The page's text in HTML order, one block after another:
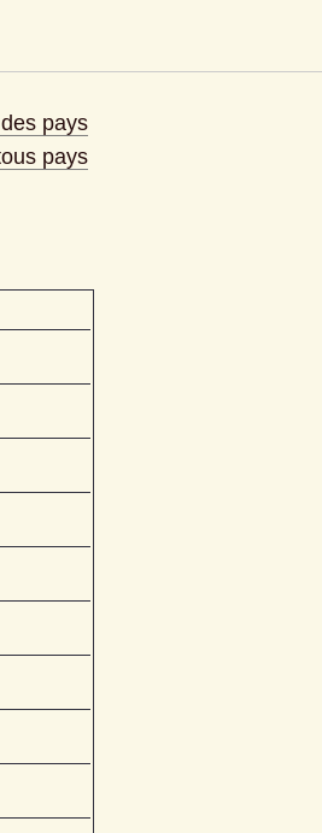
pays
pays